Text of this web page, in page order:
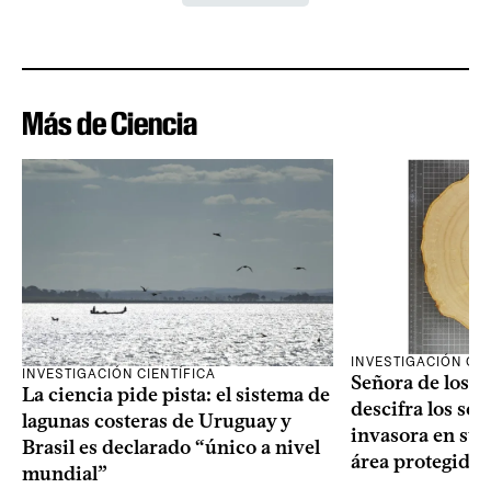
Más de Ciencia
INVESTIGACIÓN CIENTÍFICA
La ciencia pide pista: el sistema de
lagunas costeras de Uruguay y
Brasil es declarado “único a nivel
mundial”
INVESTIGACIÓN
Señora de los
descifra los
invasora en su
área protegida